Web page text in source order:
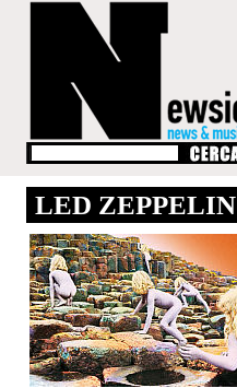
LED ZEPPELIN